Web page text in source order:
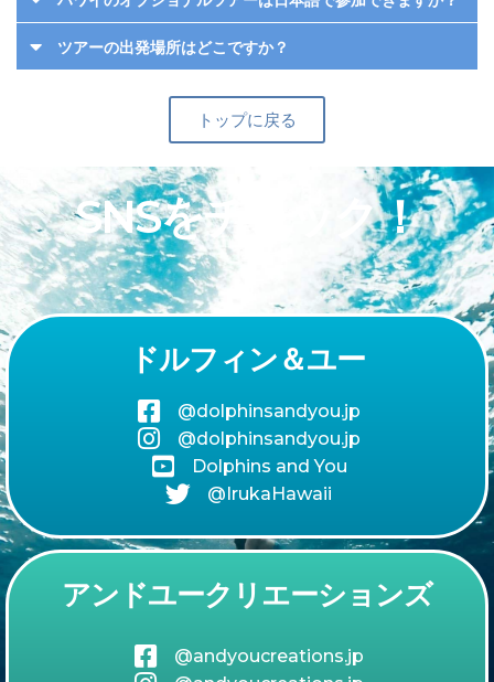
ツアーの出発場所はどこですか？
トップに戻る
SNSをチェック！
ドルフィン＆ユー
@dolphinsandyou.jp
@dolphinsandyou.jp
Dolphins and You
@IrukaHawaii
アンドユークリエーションズ
@andyoucreations.jp